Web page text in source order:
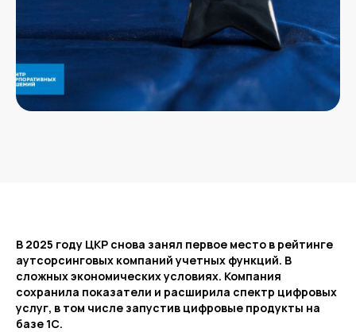
В 2025 году ЦКР снова занял первое место в рейтинге
аутсорсинговых компаний учетных функций. В
сложных экономических условиях. Компания
сохранила показатели и расширила спектр цифровых
услуг, в том числе запустив цифровые продукты на
базе 1С.